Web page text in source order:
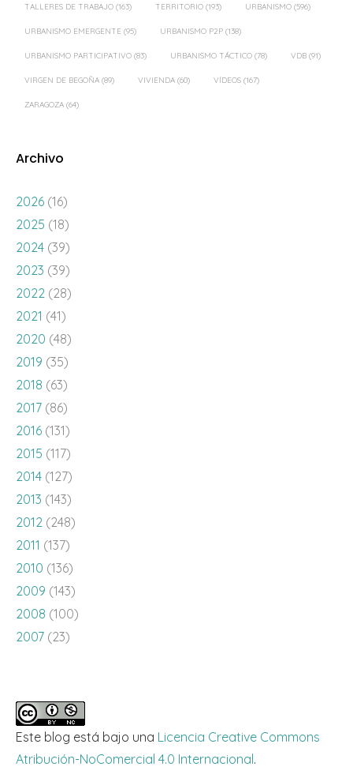
TALLERES DE TRABAJO (163) TERRITORIO (193) URBANISMO (596)
URBANISMO EMERGENTE (95) URBANISMO P2P (138)
URBANISMO PARTICIPATIVO (83) URBANISMO TÁCTICO (78) VDB (91)
VIRGEN DE BEGOÑA (89) VIVIENDA (60) VÍDEOS (167)
ZARAGOZA (64)
Archivo
2026 (16)
2025 (18)
2024 (39)
2023 (39)
2022 (28)
2021 (41)
2020 (48)
2019 (35)
2018 (63)
2017 (86)
2016 (131)
2015 (117)
2014 (127)
2013 (143)
2012 (248)
2011 (137)
2010 (136)
2009 (143)
2008 (100)
2007 (23)
Este blog está bajo una Licencia Creative Commons
Atribución-NoComercial 4.0 Internacional.